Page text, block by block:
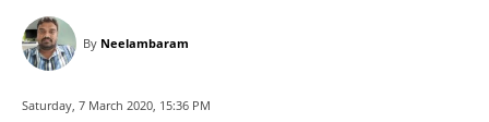
By Neelambaram
Saturday, 7 March 2020, 15:36 PM